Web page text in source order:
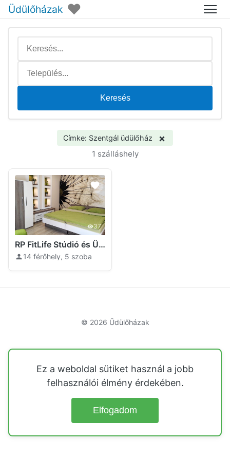
Üdülőházak ♥ Menü
Keresés
Címke: Szentgál üdülőház ×
1 szálláshely
37
RP FitLife Stúdió és Üdülőház Szentgál
14 férőhely, 5 szoba
© 2026 Üdülőházak
Ez a weboldal sütiket használ a jobb
felhasználói élmény érdekében.
Elfogadom